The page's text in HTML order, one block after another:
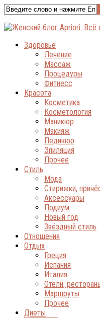
Здоровье
Лечение
Массаж
Процедуры
Фитнесс
Красота
Косметика
Косметология
Маникюр
Макияж
Педикюр
Эпиляция
Прочее
Стиль
Мода
Стирижки,
Аксессуары
Подиум
Новый год
Звёздный стиль
Отношения
Отдых
Греция
Испания
Италия
Отели,
Маршруты
Прочее
Диеты